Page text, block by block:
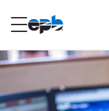
RESIDENCIAL
Internet
principal